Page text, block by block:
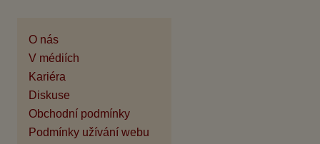
O nás
V médiích
Kariéra
Diskuse
Obchodní podmínky
Podmínky užívání webu